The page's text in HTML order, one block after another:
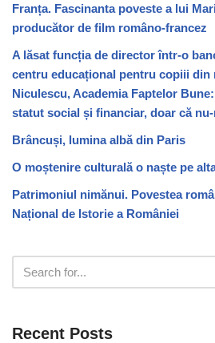
Franța. Fascinanta poveste a lui
producător de film româno-francez
A lăsat funcția de director într-o
centru educațional pentru copiii din
Niculescu, Academia Faptelor
statut social și financiar, doar că
Brâncuși, lumina albă din Paris
O moștenire culturală o naște pe
Patrimoniul nimănui. Povestea
Național de Istorie a României
Recent Posts